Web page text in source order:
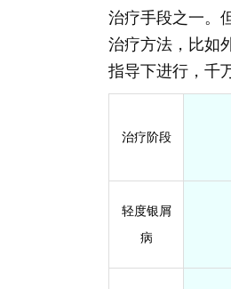
治疗手段之一。
治疗方法，比如
指导下进行，千
治疗阶段
轻度银屑
病